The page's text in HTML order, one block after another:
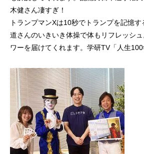
木健さん凄すぎ！
トランプマンXは10秒でトランプを記憶
道さんのいきいき体操で体もリフレッシ
ワーを届けてくれます。学研TV「人生100